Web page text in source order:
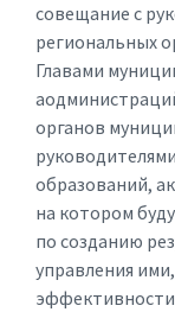
совещание с
региональных
Главами
органов
образований,
на котором
по созданию
управления
эффективности